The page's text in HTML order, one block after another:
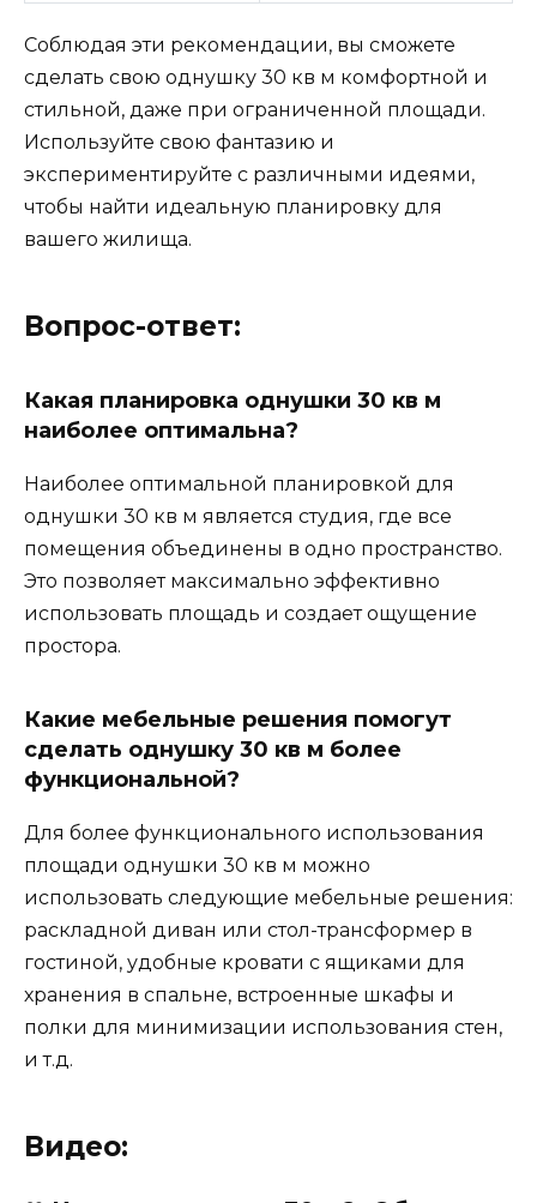
Соблюдая эти рекомендации, вы сможете
сделать свою однушку 30 кв м комфортной и
стильной, даже при ограниченной площади.
Используйте свою фантазию и
экспериментируйте с различными идеями,
чтобы найти идеальную планировку для
вашего жилища.
Вопрос-ответ:
Какая планировка однушки 30 кв м
наиболее оптимальна?
Наиболее оптимальной планировкой для
однушки 30 кв м является студия, где все
помещения объединены в одно пространство.
Это позволяет максимально эффективно
использовать площадь и создает ощущение
простора.
Какие мебельные решения помогут
сделать однушку 30 кв м более
функциональной?
Для более функционального использования
площади однушки 30 кв м можно
использовать следующие мебельные решения:
раскладной диван или стол-трансформер в
гостиной, удобные кровати с ящиками для
хранения в спальне, встроенные шкафы и
полки для минимизации использования стен,
и т.д.
Видео: